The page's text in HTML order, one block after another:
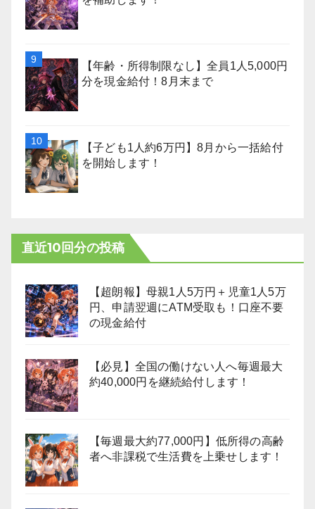
【年齢・所得制限なし】全員1人5,000円
分を現金給付！8月末まで
【子ども1人約6万円】8月から一括給付
を開始します！
直近10回分の投稿
【超朗報】母親1人5万円＋児童1人5万
円、申請翌週にATM受取も！口座不要
の現金給付
【必見】全国の働けない人へ毎週最大
約40,000円を継続給付します！
【毎週最大約77,000円】低所得の高齢
者へ非課税で生活費を上乗せします！